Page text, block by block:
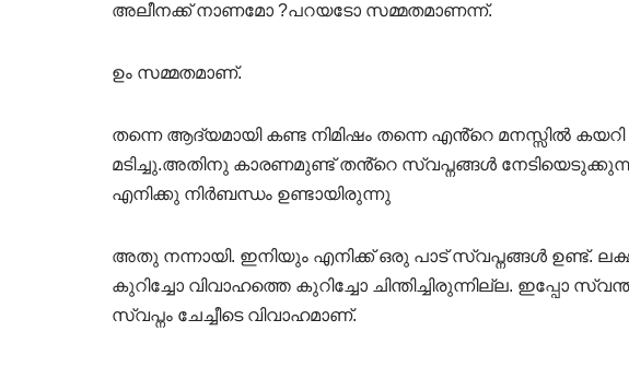
അലീനക്ക് നാണമോ ?പറയടോ സമ്മതമാണന്ന്.
ഉം സമ്മതമാണ്.
തന്നെ ആദ്യമായി കണ്ട നിമിഷം തന്നെ എൻ്റെ മനസ്സിൽ
മടിച്ചു.അതിനു കാരണമുണ്ട് തൻ്റെ സ്വപ്നങ്ങൾ
എനിക്കു നിർബന്ധം ഉണ്ടായിരുന്നു
അതു നന്നായി. ഇനിയും എനിക്ക് ഒരു പാട് സ്വപ്നങ്ങൾ ഉണ്ട്.
കുറിച്ചോ വിവാഹത്തെ കുറിച്ചോ ചിന്തിച്ചിരുന്നില്ല. ഇപ്പോ
സ്വപ്നം ചേച്ചീടെ വിവാഹമാണ്.